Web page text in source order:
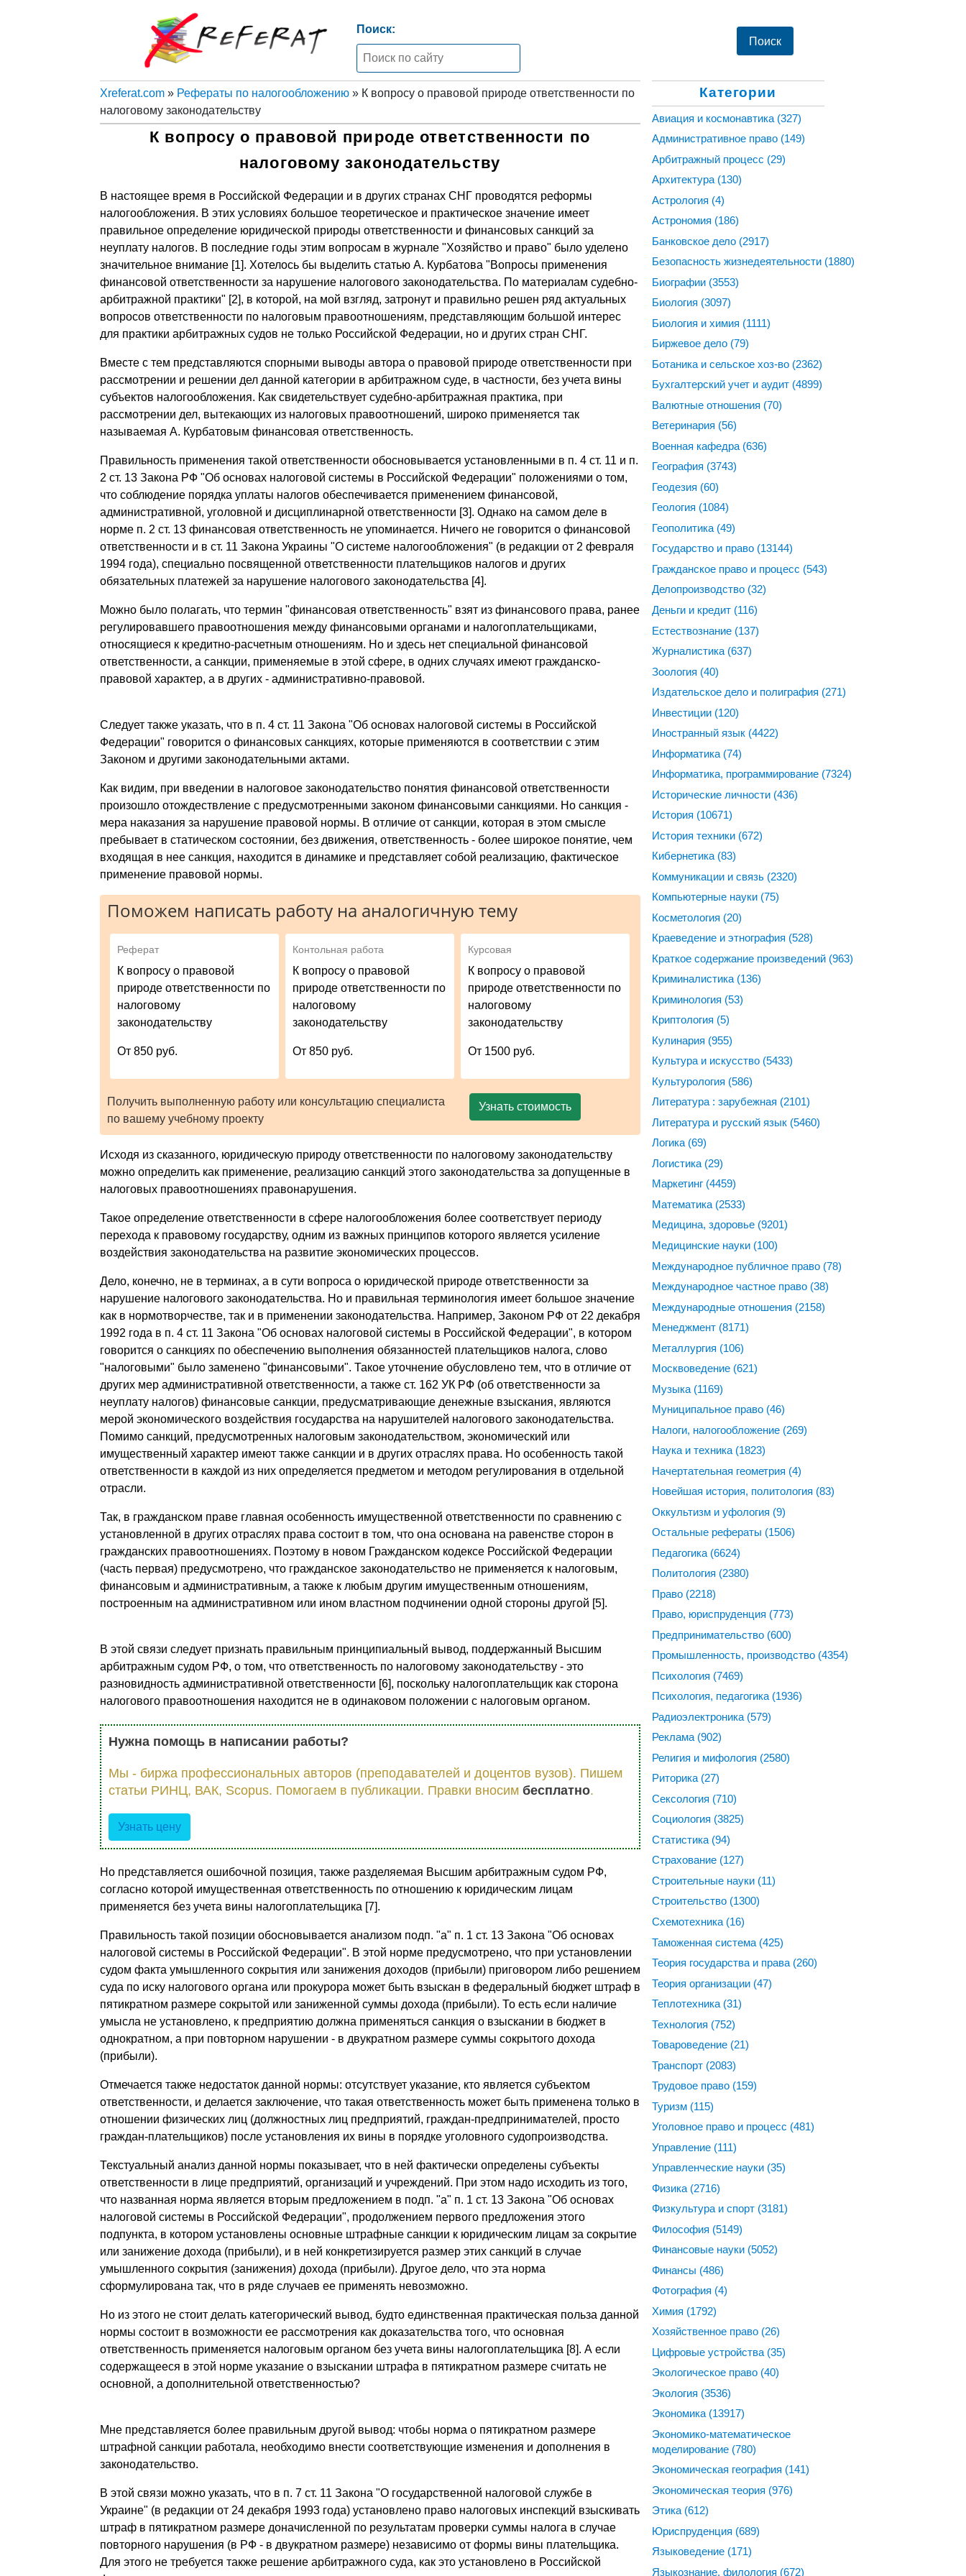
Поиск:
Xreferat.com» Рефераты по налогообложению» К вопросу о правовой природе ответственности по
налоговому законодательству
К вопросу о правовой природе ответственности по
налоговому законодательству
В настоящее время в Российской Федерации и в других странах СНГ проводятся реформы
налогообложения. В этих условиях большое теоретическое и практическое значение имеет
правильное определение юридической природы ответственности и финансовых санкций за
неуплату налогов. В последние годы этим вопросам в журнале "Хозяйство и право" было уделено
значительное внимание [1]. Хотелось бы выделить статью А. Курбатова "Вопросы применения
финансовой ответственности за нарушение налогового законодательства. По материалам судебно-
арбитражной практики" [2], в которой, на мой взгляд, затронут и правильно решен ряд актуальных
вопросов ответственности по налоговым правоотношениям, представляющим большой интерес
для практики арбитражных судов не только Российской Федерации, но и других стран СНГ.
Вместе с тем представляются спорными выводы автора о правовой природе ответственности при
рассмотрении и решении дел данной категории в арбитражном суде, в частности, без учета вины
субъектов налогообложения. Как свидетельствует судебно-арбитражная практика, при
рассмотрении дел, вытекающих из налоговых правоотношений, широко применяется так
называемая А. Курбатовым финансовая ответственность.
Правильность применения такой ответственности обосновывается установленными в п. 4 ст. 11 и п.
2 ст. 13 Закона РФ "Об основах налоговой системы в Российской Федерации" положениями о том,
что соблюдение порядка уплаты налогов обеспечивается применением финансовой,
административной, уголовной и дисциплинарной ответственности [3]. Однако на самом деле в
норме п. 2 ст. 13 финансовая ответственность не упоминается. Ничего не говорится о финансовой
ответственности и в ст. 11 Закона Украины "О системе налогообложения" (в редакции от 2 февраля
1994 года), специально посвященной ответственности плательщиков налогов и других
обязательных платежей за нарушение налогового законодательства [4].
Можно было полагать, что термин "финансовая ответственность" взят из финансового права, ранее
регулировавшего правоотношения между финансовыми органами и налогоплательщиками,
относящиеся к кредитно-расчетным отношениям. Но и здесь нет специальной финансовой
ответственности, а санкции, применяемые в этой сфере, в одних случаях имеют гражданско-
правовой характер, а в других - административно-правовой.
Следует также указать, что в п. 4 ст. 11 Закона "Об основах налоговой системы в Российской
Федерации" говорится о финансовых санкциях, которые применяются в соответствии с этим
Законом и другими законодательными актами.
Как видим, при введении в налоговое законодательство понятия финансовой ответственности
произошло отождествление с предусмотренными законом финансовыми санкциями. Но санкция -
мера наказания за нарушение правовой нормы. В отличие от санкции, которая в этом смысле
пребывает в статическом состоянии, без движения, ответственность - более широкое понятие, чем
входящая в нее санкция, находится в динамике и представляет собой реализацию, фактическое
применение правовой нормы.
Поможем написать работу на аналогичную тему
Реферат
К вопросу о правовой
природе ответственности по
налоговому
законодательству
От 850 руб.
Контольная работа
К вопросу о правовой
природе ответственности по
налоговому
законодательству
От 850 руб.
Курсовая
К вопросу о правовой
природе ответственности по
налоговому
законодательству
От 1500 руб.
Получить выполненную работу или консультацию специалиста
по вашему учебному проекту
Узнать стоимость
Исходя из сказанного, юридическую природу ответственности по налоговому законодательству
можно определить как применение, реализацию санкций этого законодательства за допущенные в
налоговых правоотношениях правонарушения.
Такое определение ответственности в сфере налогообложения более соответствует периоду
перехода к правовому государству, одним из важных принципов которого является усиление
воздействия законодательства на развитие экономических процессов.
Дело, конечно, не в терминах, а в сути вопроса о юридической природе ответственности за
нарушение налогового законодательства. Но и правильная терминология имеет большое значение
как в нормотворчестве, так и в применении законодательства. Например, Законом РФ от 22 декабря
1992 года в п. 4 ст. 11 Закона "Об основах налоговой системы в Российской Федерации", в котором
говорится о санкциях по обеспечению выполнения обязанностей плательщиков налога, слово
"налоговыми" было заменено "финансовыми". Такое уточнение обусловлено тем, что в отличие от
других мер административной ответственности, а также ст. 162 УК РФ (об ответственности за
неуплату налогов) финансовые санкции, предусматривающие денежные взыскания, являются
мерой экономического воздействия государства на нарушителей налогового законодательства.
Помимо санкций, предусмотренных налоговым законодательством, экономический или
имущественный характер имеют также санкции и в других отраслях права. Но особенность такой
ответственности в каждой из них определяется предметом и методом регулирования в отдельной
отрасли.
Так, в гражданском праве главная особенность имущественной ответственности по сравнению с
установленной в других отраслях права состоит в том, что она основана на равенстве сторон в
гражданских правоотношениях. Поэтому в новом Гражданском кодексе Российской Федерации
(часть первая) предусмотрено, что гражданское законодательство не применяется к налоговым,
финансовым и административным, а также к любым другим имущественным отношениям,
построенным на административном или ином властном подчинении одной стороны другой [5].
В этой связи следует признать правильным принципиальный вывод, поддержанный Высшим
арбитражным судом РФ, о том, что ответственность по налоговому законодательству - это
разновидность административной ответственности [6], поскольку налогоплательщик как сторона
налогового правоотношения находится не в одинаковом положении с налоговым органом.
Нужна помощь в написании работы?
Мы - биржа профессиональных авторов (преподавателей и доцентов вузов). Пишем
статьи РИНЦ, ВАК, Scopus. Помогаем в публикации. Правки вносим бесплатно.
Узнать цену
Но представляется ошибочной позиция, также разделяемая Высшим арбитражным судом РФ,
согласно которой имущественная ответственность по отношению к юридическим лицам
применяется без учета вины налогоплательщика [7].
Правильность такой позиции обосновывается анализом подп. "а" п. 1 ст. 13 Закона "Об основах
налоговой системы в Российской Федерации". В этой норме предусмотрено, что при установлении
судом факта умышленного сокрытия или занижения доходов (прибыли) приговором либо решением
суда по иску налогового органа или прокурора может быть взыскан в федеральный бюджет штраф в
пятикратном размере сокрытой или заниженной суммы дохода (прибыли). То есть если наличие
умысла не установлено, к предприятию должна применяться санкция о взыскании в бюджет в
однократном, а при повторном нарушении - в двукратном размере суммы сокрытого дохода
(прибыли).
Отмечается также недостаток данной нормы: отсутствует указание, кто является субъектом
ответственности, и делается заключение, что такая ответственность может быть применена только в
отношении физических лиц (должностных лиц предприятий, граждан-предпринимателей, просто
граждан-плательщиков) после установления их вины в порядке уголовного судопроизводства.
Текстуальный анализ данной нормы показывает, что в ней фактически определены субъекты
ответственности в лице предприятий, организаций и учреждений. При этом надо исходить из того,
что названная норма является вторым предложением в подп. "а" п. 1 ст. 13 Закона "Об основах
налоговой системы в Российской Федерации", продолжением первого предложения этого
подпункта, в котором установлены основные штрафные санкции к юридическим лицам за сокрытие
или занижение дохода (прибыли), и в ней конкретизируется размер этих санкций в случае
умышленного сокрытия (занижения) дохода (прибыли). Другое дело, что эта норма
сформулирована так, что в ряде случаев ее применять невозможно.
Но из этого не стоит делать категорический вывод, будто единственная практическая польза данной
нормы состоит в возможности ее рассмотрения как доказательства того, что основная
ответственность применяется налоговым органом без учета вины налогоплательщика [8]. А если
содержащееся в этой норме указание о взыскании штрафа в пятикратном размере считать не
основной, а дополнительной ответственностью?
Мне представляется более правильным другой вывод: чтобы норма о пятикратном размере
штрафной санкции работала, необходимо внести соответствующие изменения и дополнения в
законодательство.
В этой связи можно указать, что в п. 7 ст. 11 Закона "О государственной налоговой службе в
Украине" (в редакции от 24 декабря 1993 года) установлено право налоговых инспекций взыскивать
штраф в пятикратном размере доначисленной по результатам проверки суммы налога в случае
повторного нарушения (в РФ - в двукратном размере) независимо от формы вины плательщика.
Для этого не требуется также решение арбитражного суда, как это установлено в Российской
Категории
Авиация и космонавтика (327)
Административное право (149)
Арбитражный процесс (29)
Архитектура (130)
Астрология (4)
Астрономия (186)
Банковское дело (2917)
Безопасность жизнедеятельности (1880)
Биографии (3553)
Биология (3097)
Биология и химия (1111)
Биржевое дело (79)
Ботаника и сельское хоз-во (2362)
Бухгалтерский учет и аудит (4899)
Валютные отношения (70)
Ветеринария (56)
Военная кафедра (636)
География (3743)
Геодезия (60)
Геология (1084)
Геополитика (49)
Государство и право (13144)
Гражданское право и процесс (543)
Делопроизводство (32)
Деньги и кредит (116)
Естествознание (137)
Журналистика (637)
Зоология (40)
Издательское дело и полиграфия (271)
Инвестиции (120)
Иностранный язык (4422)
Информатика (74)
Информатика, программирование (7324)
Исторические личности (436)
История (10671)
История техники (672)
Кибернетика (83)
Коммуникации и связь (2320)
Компьютерные науки (75)
Косметология (20)
Краеведение и этнография (528)
Краткое содержание произведений (963)
Криминалистика (136)
Криминология (53)
Криптология (5)
Кулинария (955)
Культура и искусство (5433)
Культурология (586)
Литература : зарубежная (2101)
Литература и русский язык (5460)
Логика (69)
Логистика (29)
Маркетинг (4459)
Математика (2533)
Медицина, здоровье (9201)
Медицинские науки (100)
Международное публичное право (78)
Международное частное право (38)
Международные отношения (2158)
Менеджмент (8171)
Металлургия (106)
Москвоведение (621)
Музыка (1169)
Муниципальное право (46)
Налоги, налогообложение (269)
Наука и техника (1823)
Начертательная геометрия (4)
Новейшая история, политология (83)
Оккультизм и уфология (9)
Остальные рефераты (1506)
Педагогика (6624)
Политология (2380)
Право (2218)
Право, юриспруденция (773)
Предпринимательство (600)
Промышленность, производство (4354)
Психология (7469)
Психология, педагогика (1936)
Радиоэлектроника (579)
Реклама (902)
Религия и мифология (2580)
Риторика (27)
Сексология (710)
Социология (3825)
Статистика (94)
Страхование (127)
Строительные науки (11)
Строительство (1300)
Схемотехника (16)
Таможенная система (425)
Теория государства и права (260)
Теория организации (47)
Теплотехника (31)
Технология (752)
Товароведение (21)
Транспорт (2083)
Трудовое право (159)
Туризм (115)
Уголовное право и процесс (481)
Управление (111)
Управленческие науки (35)
Физика (2716)
Физкультура и спорт (3181)
Философия (5149)
Финансовые науки (5052)
Финансы (486)
Фотография (4)
Химия (1792)
Хозяйственное право (26)
Цифровые устройства (35)
Экологическое право (40)
Экология (3536)
Экономика (13917)
Экономико-математическое
моделирование (780)
Экономическая география (141)
Экономическая теория (976)
Этика (612)
Юриспруденция (689)
Языковедение (171)
Языкознание, филология (672)